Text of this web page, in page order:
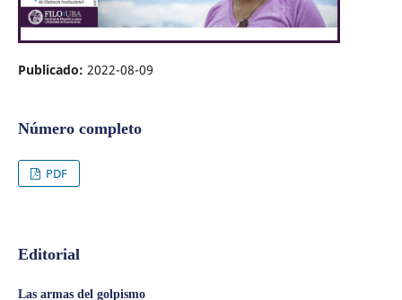
Publicado: 2022-08-09
Número completo
PDF
Editorial
Las armas del golpismo